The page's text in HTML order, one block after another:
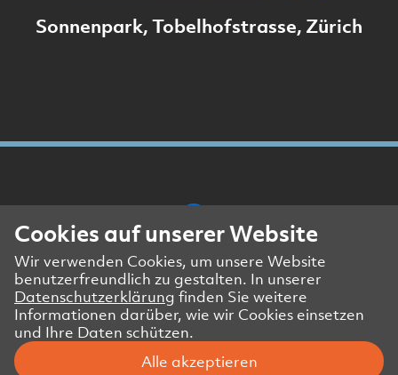
Sonnenpark, Tobelhofstrasse, Zürich
Presse- und Medienkontakt
Impressum
Datenschutzerklärung Website
Datenschutzerklärung Geschäftspartner
Cookies auf unserer Website
Wir verwenden Cookies, um unsere Website
benutzerfreundlich zu gestalten. In unserer
Datenschutzerklärung finden Sie weitere
Informationen darüber, wie wir Cookies einsetzen
und Ihre Daten schützen.
Alle akzeptieren